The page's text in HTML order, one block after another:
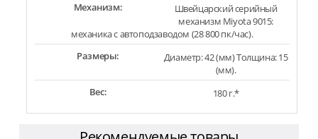
Механизм:
Швейцарский серийный
механизм Miyota 9015:
механика с автоподзаводом (28 800 пк/час).
Размеры:
Диаметр: 42 (мм) Толщина: 15
(мм).
Вес:
180 г.*